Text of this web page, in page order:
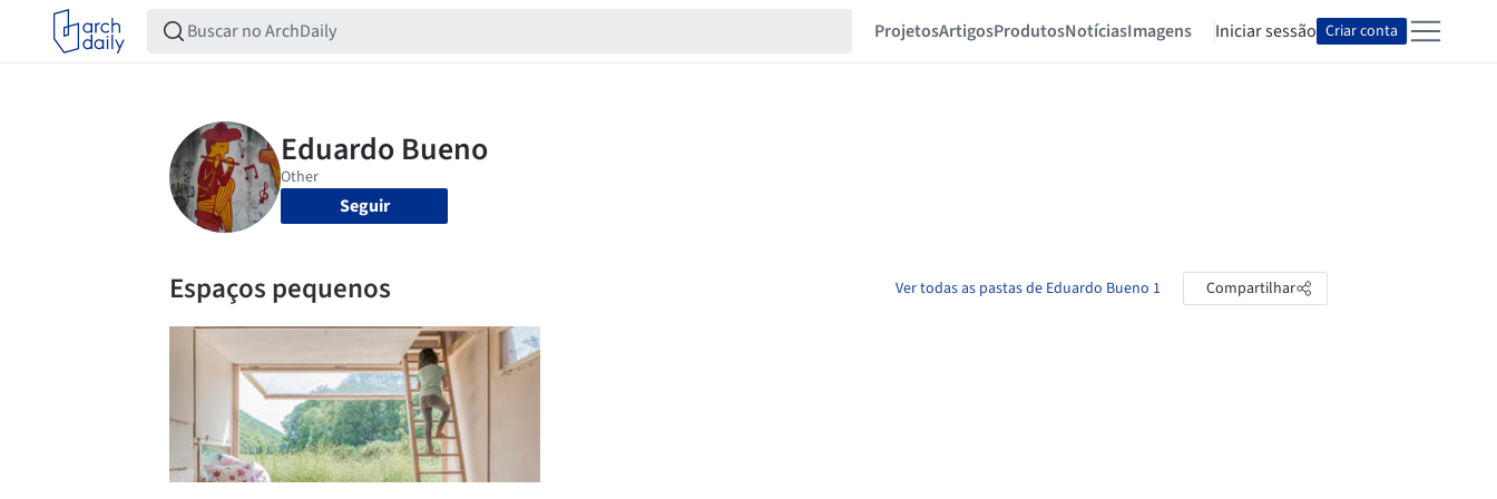
ProjetosArtigosProdutosNotíciasImagens Iniciar sessão Criar conta
Seguir
Espaços pequenos Ver todas as pastas de Eduardo Bueno 1 Compartilhar